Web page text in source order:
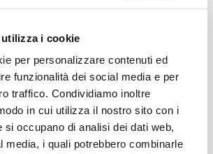
i cookie
per personalizzare contenuti ed
funzionalità dei social media e per
traffico. Condividiamo inoltre
in cui utilizza il nostro sito con i
si occupano di analisi dei dati web,
media, i quali potrebbero combinarle
(IzyBeats remix)
02:56
SIAMO